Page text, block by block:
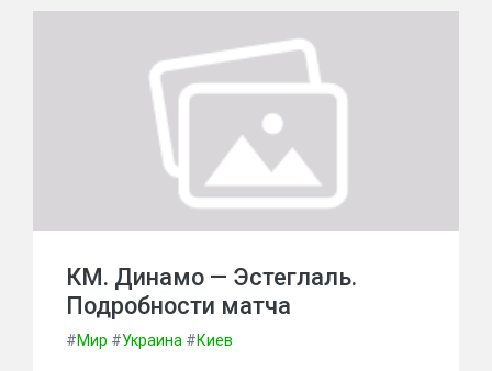
КМ. Динамо — Эстеглаль.
Подробности матча
#Мир #Украина #Киев